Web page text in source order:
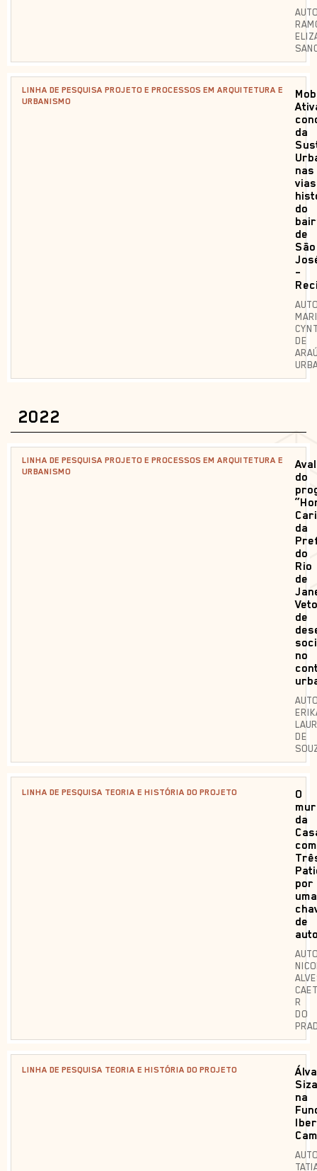
LINHA DE PESQUISA PROJETO E PROCESSOS EM ARQUITETURA E
URBANISMO
da
nas
vias
do
de
São
–
DE
2022
LINHA DE PESQUISA PROJETO E PROCESSOS EM ARQUITETURA E
URBANISMO
do
da
do
Rio
de
de
no
DE
LINHA DE PESQUISA TEORIA E HISTÓRIA DO PROJETO
O
da
com
por
uma
de
R
DO
LINHA DE PESQUISA TEORIA E HISTÓRIA DO PROJETO
Siza
na